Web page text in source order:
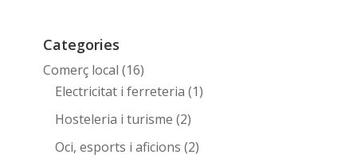
Categories
Comerç local (16)
Electricitat i ferreteria (1)
Hosteleria i turisme (2)
Oci, esports i aficions (2)